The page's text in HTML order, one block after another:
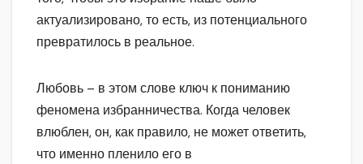
актуализировано, то есть, из потенциального
превратилось в реальное.
Любовь – в этом слове ключ к пониманию
феномена избранничества. Когда человек
влюблен, он, как правило, не может ответить,
что именно пленило его в